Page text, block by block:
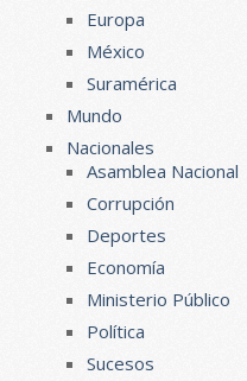
Europa
México
Suramérica
Mundo
Nacionales
Asamblea Nacional
Corrupción
Deportes
Economía
Ministerio Público
Política
Sucesos